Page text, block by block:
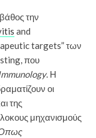
την
and
targets” των
που
. Η
οι
της
μηχανισμούς